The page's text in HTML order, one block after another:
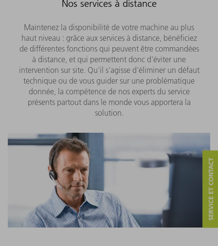
Nos services à distance
Maintenez la disponibilité de votre machine au plus
haut niveau : grâce aux services à distance, bénéficiez
de différentes fonctions qui peuvent être commandées
à distance, et qui permettent donc d'éviter une
intervention sur site. Qu'il s'agisse d'éliminer un défaut
technique ou de vous guider sur une problématique
donnée, la compétence de nos experts du service
présents partout dans le monde vous apportera la
solution.
SERVICE ET CONTACT